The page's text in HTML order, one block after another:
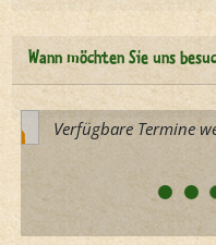
Wann möchten Sie uns
Verfügbare Termine